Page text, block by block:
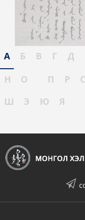
А Б В Г Д
Н
О П Р С
Ш
Э Ю Я